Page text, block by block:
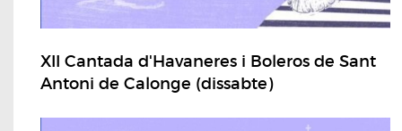
XII Cantada d'Havaneres i Boleros de Sant
Antoni de Calonge (dissabte)